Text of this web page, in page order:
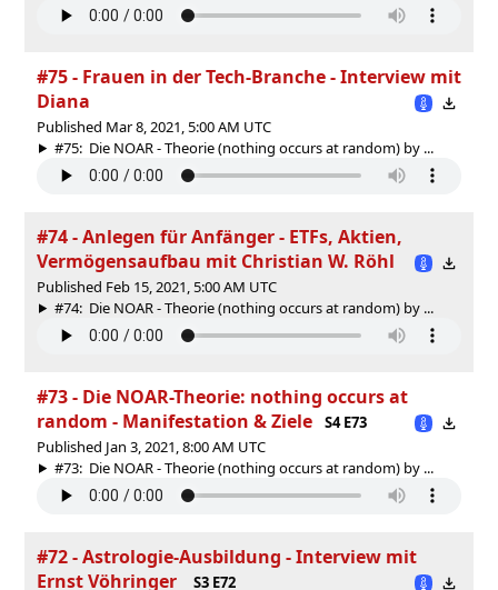
#75 - Frauen in der Tech-Branche - Interview mit
Diana
Published Mar 8, 2021, 5:00 AM UTC
#75: Die NOAR - Theorie (nothing occurs at random) by ...
#74 - Anlegen für Anfänger - ETFs, Aktien,
Vermögensaufbau mit Christian W. Röhl
Published Feb 15, 2021, 5:00 AM UTC
#74: Die NOAR - Theorie (nothing occurs at random) by ...
#73 - Die NOAR-Theorie: nothing occurs at
random - Manifestation & Ziele
S4 E73
Published Jan 3, 2021, 8:00 AM UTC
#73: Die NOAR - Theorie (nothing occurs at random) by ...
#72 - Astrologie-Ausbildung - Interview mit
Ernst Vöhringer
S3 E72